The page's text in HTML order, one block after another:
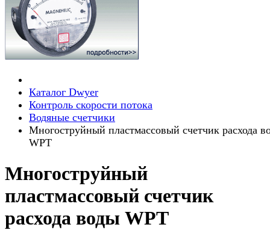
Каталог Dwyer
Контроль скорости потока
Водяные счетчики
Многоструйный пластмассовый счетчик расхода
WPT
Многоструйный
пластмассовый счетчик
расхода воды WPT